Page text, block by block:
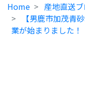
Home
産地直送
【男鹿市加茂青
業が始まりました！